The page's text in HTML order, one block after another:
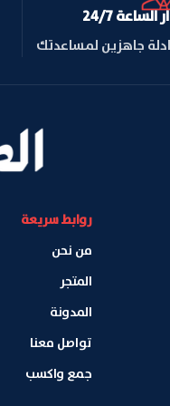
24/7
جاهزين لمساعدتك
روابط سريعة
من نحن
المتجر
المدونة
تواصل معنا
جمع واكسب